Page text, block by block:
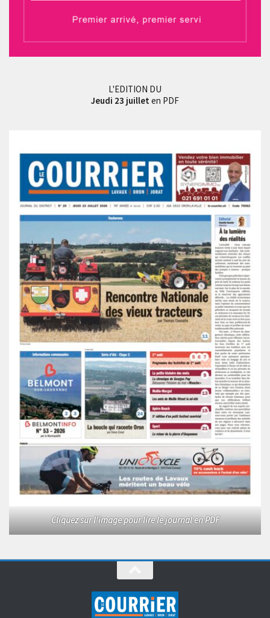
L'EDITION DU
Jeudi 23 juillet en PDF
Cliquez sur l'image pour lire le journal en PDF